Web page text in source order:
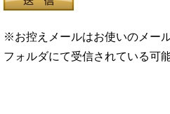
※お控えメールはお使いのメー
フォルダにて受信されている可